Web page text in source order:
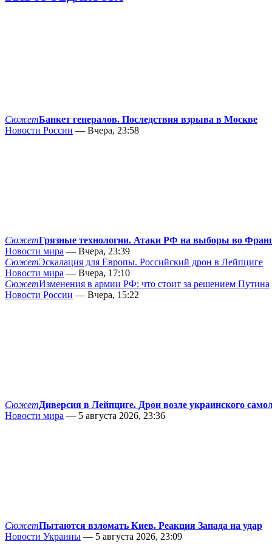
СюжетБанкет генералов. Последствия взрыва в Москве
Новости России — Вчера, 23:58
СюжетГрязные технологии. Атаки РФ на выборы во
Новости мира — Вчера, 23:39
СюжетЭскалация для Европы. Российский дрон в Лейпциге
Новости мира — Вчера, 17:10
СюжетИзменения в армии РФ: что стоит за решением Путина
Новости России — Вчера, 15:22
СюжетДиверсия в Лейпциге. Дрон возле украинского
Новости мира — 5 августа 2026, 23:36
СюжетПытаются взломать Киев. Реакция Запада на удар
Новости Украины — 5 августа 2026, 23:09